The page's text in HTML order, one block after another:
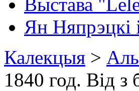
Ян Няпрэцкі
Калекцыя >
1840 год. Від з